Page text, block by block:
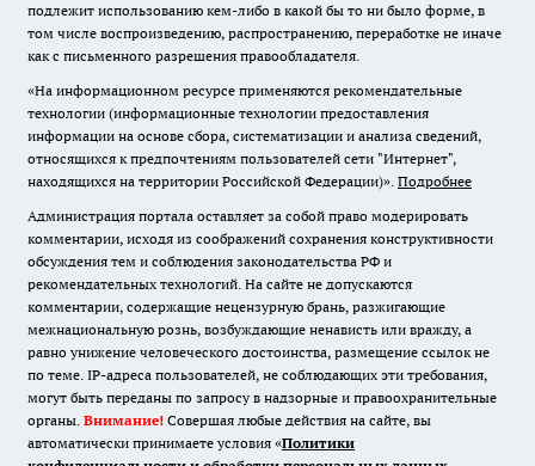
подлежит использованию кем-либо в какой бы то ни было форме, в
том числе воспроизведению, распространению, переработке не иначе
как с письменного разрешения правообладателя.
«На информационном ресурсе применяются рекомендательные
технологии (информационные технологии предоставления
информации на основе сбора, систематизации и анализа сведений,
относящихся к предпочтениям пользователей сети "Интернет",
находящихся на территории Российской Федерации)». Подробнее
Администрация портала оставляет за собой право модерировать
комментарии, исходя из соображений сохранения конструктивности
обсуждения тем и соблюдения законодательства РФ и
рекомендательных технологий. На сайте не допускаются
комментарии, содержащие нецензурную брань, разжигающие
межнациональную рознь, возбуждающие ненависть или вражду, а
равно унижение человеческого достоинства, размещение ссылок не
по теме. IP-адреса пользователей, не соблюдающих эти требования,
могут быть переданы по запросу в надзорные и правоохранительные
органы. Внимание! Совершая любые действия на сайте, вы
автоматически принимаете условия «Политики